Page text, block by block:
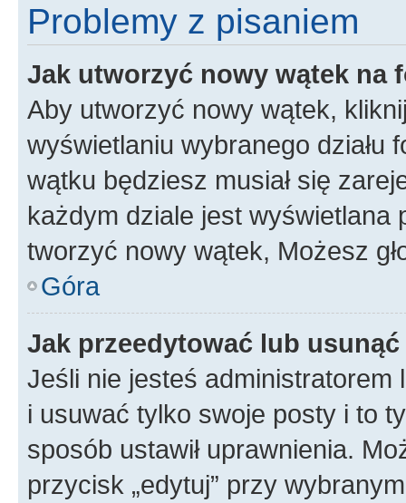
Problemy z pisaniem
Jak utworzyć nowy wątek na
Aby utworzyć nowy wątek,
wyświetlaniu wybranego działu
wątku będziesz musiał się
każdym dziale jest wyświetlana
tworzyć nowy wątek, Możesz
Góra
Jak przeedytować lub
Jeśli nie jesteś
i usuwać tylko swoje posty i to
sposób ustawił uprawnienia.
przycisk „edytuj” przy